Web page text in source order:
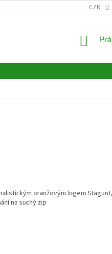
CZK
oranžovým logem
na suchý zip